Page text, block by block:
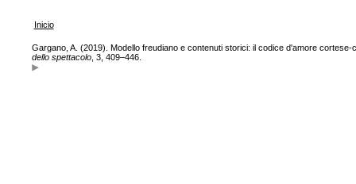
Inicio
Gargano, A. (2019). Modello freudiano e contenuti storici: il codice d'amore
dello spettacolo, 3, 409–446.